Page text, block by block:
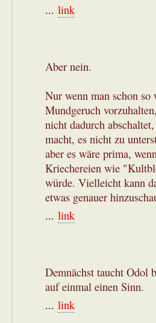
... link
Aber nein.
Nur wenn man schon so
Mundgeruch
nicht dadurch
macht, es nicht zu
aber es wäre prima,
Kriechereien wie
würde. Vielleicht kann
etwas genauer
... link
Demnächst taucht Odol
auf einmal einen Sinn.
... link